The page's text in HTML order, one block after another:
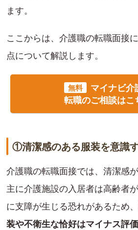
ます。
ここからは、介護職の転職面接
点について解説します。
無料
マイナビ介
転職のご相談はこ
①清潔感のある服装を意識
介護職の転職面接では、清潔感
主に介護施設の入居者は高齢者
に支障が生じる恐れがあるため、
装や不衛生な恰好はマイナス評